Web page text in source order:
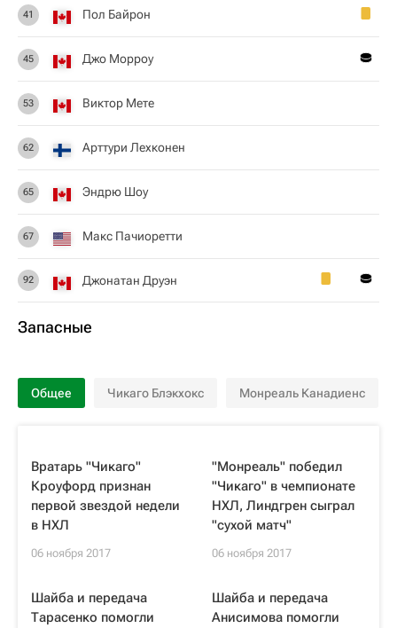
41 Пол Байрон
45 Джо Морроу
53 Виктор Мете
62 Арттури Лехконен
65 Эндрю Шоу
67 Макс Пачиоретти
92 Джонатан Друэн
Запасные
Общее Чикаго Блэкхокс Монреаль Канадиенс
Вратарь "Чикаго"
Кроуфорд признан
первой звездой недели
в НХЛ
06 ноября 2017
"Монреаль" победил
"Чикаго" в чемпионате
НХЛ, Линдгрен сыграл
"сухой матч"
06 ноября 2017
Шайба и передача
Тарасенко помогли
Шайба и передача
Анисимова помогли